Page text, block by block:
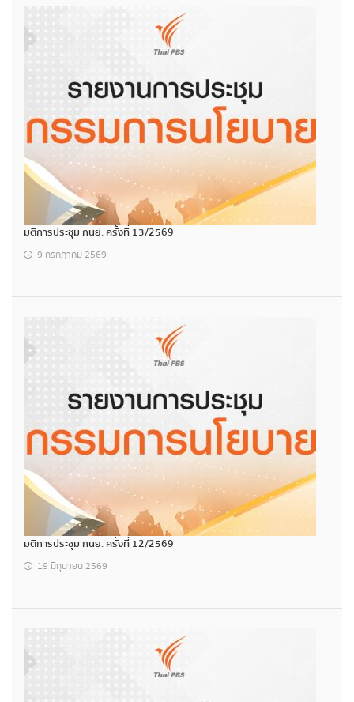
มติการประชุม กนย. ครั้งที่ 13/2569
9 กรกฎาคม 2569
มติการประชุม กนย. ครั้งที่ 12/2569
19 มิถุนายน 2569